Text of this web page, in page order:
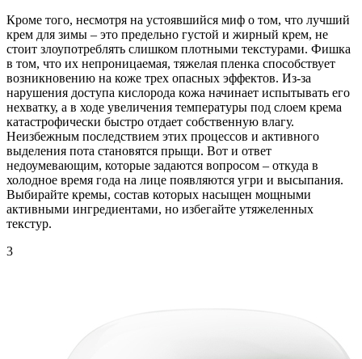
Кроме того, несмотря на устоявшийся миф о том, что лучший
крем для зимы – это предельно густой и жирный крем, не
стоит злоупотреблять слишком плотными текстурами. Фишка
в том, что их непроницаемая, тяжелая пленка способствует
возникновению на коже трех опасных эффектов. Из-за
нарушения доступа кислорода кожа начинает испытывать его
нехватку, а в ходе увеличения температуры под слоем крема
катастрофически быстро отдает собственную влагу.
Неизбежным последствием этих процессов и активного
выделения пота становятся прыщи. Вот и ответ
недоумевающим, которые задаются вопросом – откуда в
холодное время года на лице появляются угри и высыпания.
Выбирайте кремы, состав которых насыщен мощными
активными ингредиентами, но избегайте утяжеленных
текстур.
3